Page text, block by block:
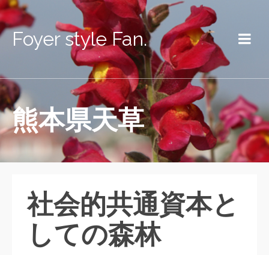
Foyer style Fan.
熊本県天草
社会的共通資本と
しての森林